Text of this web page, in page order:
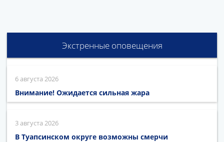
Экстренные оповещения
6 августа 2026
Внимание! Ожидается сильная жара
3 августа 2026
В Туапсинском округе возможны смерчи